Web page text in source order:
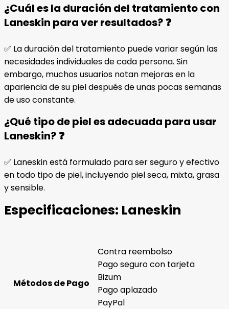
¿Cuál es la duración del tratamiento con
Laneskin para ver resultados? ❓
✅ La duración del tratamiento puede variar según las
necesidades individuales de cada persona. Sin
embargo, muchos usuarios notan mejoras en la
apariencia de su piel después de unas pocas semanas
de uso constante.
¿Qué tipo de piel es adecuada para usar
Laneskin? ❓
✅ Laneskin está formulado para ser seguro y efectivo
en todo tipo de piel, incluyendo piel seca, mixta, grasa
y sensible.
Especificaciones: Laneskin
Métodos de Pago
Contra reembolso
Pago seguro con tarjeta
Bizum
Pago aplazado
PayPal